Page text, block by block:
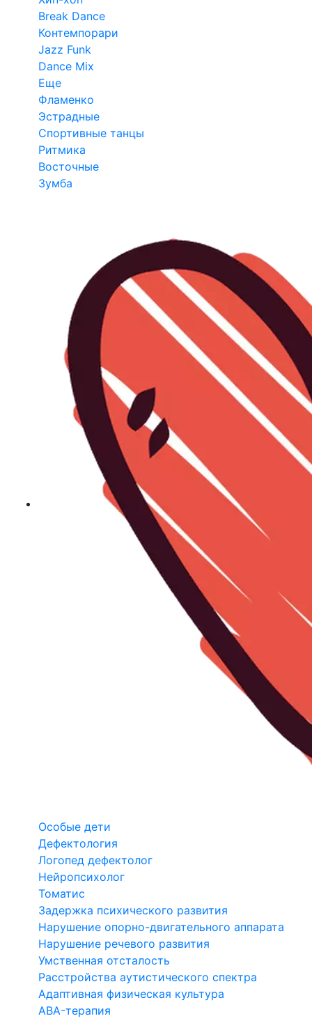
Break Dance
Контемпорари
Jazz Funk
Dance Mix
Еще
Фламенко
Эстрадные
Спортивные танцы
Ритмика
Восточные
Зумба
Особые дети
Дефектология
Логопед дефектолог
Нейропсихолог
Томатис
Задержка психического развития
Нарушение опорно-двигательного аппарата
Нарушение речевого развития
Умственная отсталость
Расстройства аутистического спектра
Адаптивная физическая культура
ABA-терапия